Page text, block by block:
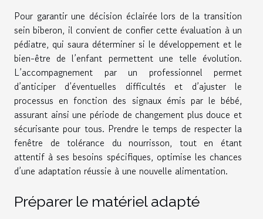
Pour garantir une décision éclairée lors de la transition
sein biberon, il convient de confier cette évaluation à un
pédiatre, qui saura déterminer si le développement et le
bien-être de l’enfant permettent une telle évolution.
L’accompagnement par un professionnel permet
d’anticiper d’éventuelles difficultés et d’ajuster le
processus en fonction des signaux émis par le bébé,
assurant ainsi une période de changement plus douce et
sécurisante pour tous. Prendre le temps de respecter la
fenêtre de tolérance du nourrisson, tout en étant
attentif à ses besoins spécifiques, optimise les chances
d’une adaptation réussie à une nouvelle alimentation.
Préparer le matériel adapté